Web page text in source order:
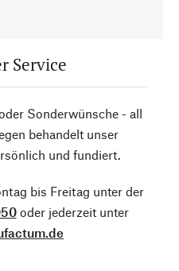
Service
Sonderwünsche - all
behandelt unser
und fundiert.
bis Freitag unter der
oder jederzeit unter